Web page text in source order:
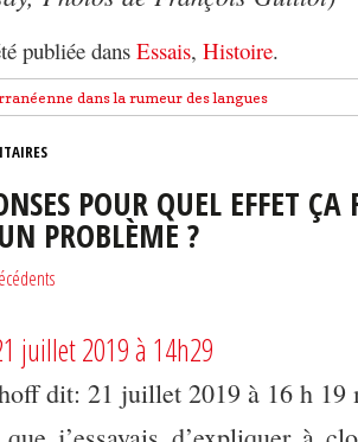
publiée dans Essais, Histoire.
dans la rumeur des langues
POUR QUEL EFFET ÇA
PROBLÈME ?
juillet 2019 à 14h29
dit: 21 juillet 2019 à 16 h 19